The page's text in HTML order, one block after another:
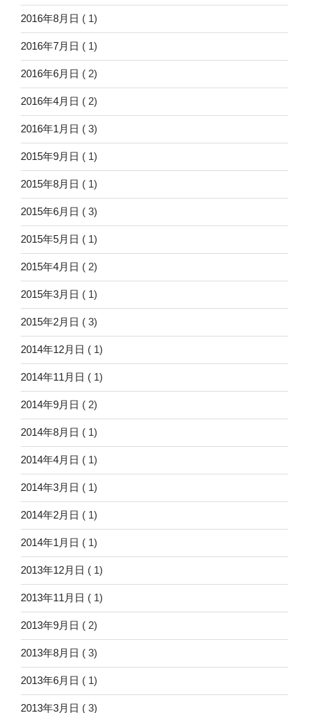
2016年8月日 ( 1)
2016年7月日 ( 1)
2016年6月日 ( 2)
2016年4月日 ( 2)
2016年1月日 ( 3)
2015年9月日 ( 1)
2015年8月日 ( 1)
2015年6月日 ( 3)
2015年5月日 ( 1)
2015年4月日 ( 2)
2015年3月日 ( 1)
2015年2月日 ( 3)
2014年12月日 ( 1)
2014年11月日 ( 1)
2014年9月日 ( 2)
2014年8月日 ( 1)
2014年4月日 ( 1)
2014年3月日 ( 1)
2014年2月日 ( 1)
2014年1月日 ( 1)
2013年12月日 ( 1)
2013年11月日 ( 1)
2013年9月日 ( 2)
2013年8月日 ( 3)
2013年6月日 ( 1)
2013年3月日 ( 3)